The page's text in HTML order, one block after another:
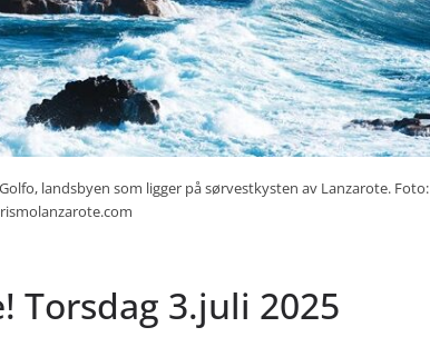
landsbyen som ligger på sørvestkysten av Lanzarote. Foto:
Torsdag 3.juli 2025